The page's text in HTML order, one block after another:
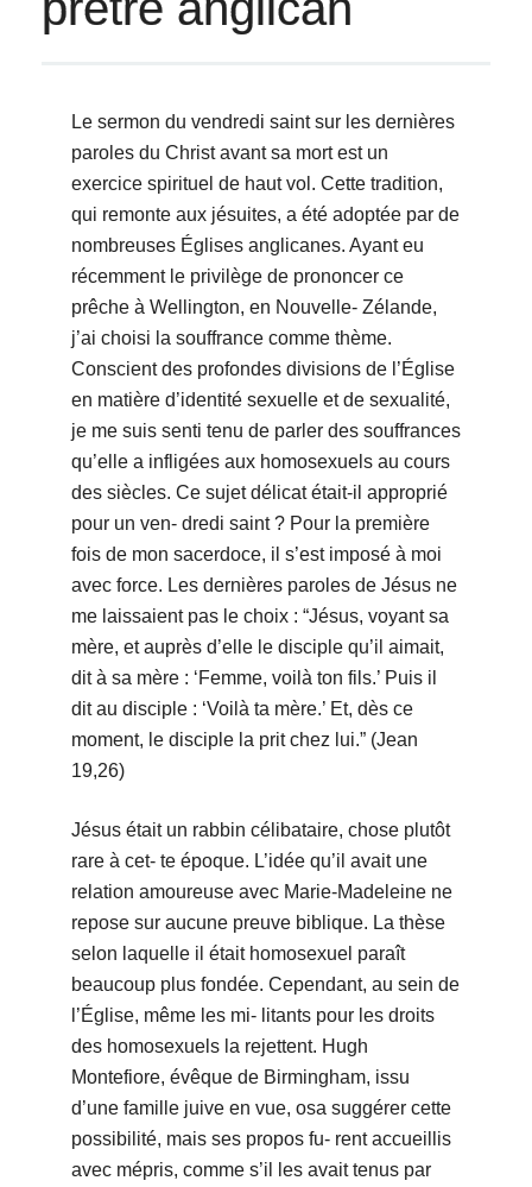
Le sermon du vendredi saint sur les dernières
paroles du Christ avant sa mort est un
exercice spirituel de haut vol. Cette tradition,
qui remonte aux jésuites, a été adoptée par de
nombreuses Églises anglicanes. Ayant eu
récemment le privilège de prononcer ce
prêche à Wellington, en Nouvelle- Zélande,
j’ai choisi la souffrance comme thème.
Conscient des profondes divisions de l’Église
en matière d’identité sexuelle et de sexualité,
je me suis senti tenu de parler des souffrances
qu’elle a infligées aux homosexuels au cours
des siècles. Ce sujet délicat était-il approprié
pour un ven- dredi saint ? Pour la première
fois de mon sacerdoce, il s’est imposé à moi
avec force. Les dernières paroles de Jésus ne
me laissaient pas le choix : “Jésus, voyant sa
mère, et auprès d’elle le disciple qu’il aimait,
dit à sa mère : ‘Femme, voilà ton fils.’ Puis il
dit au disciple : ‘Voilà ta mère.’ Et, dès ce
moment, le disciple la prit chez lui.” (Jean
19,26)
Jésus était un rabbin célibataire, chose plutôt
rare à cet- te époque. L’idée qu’il avait une
relation amoureuse avec Marie-Madeleine ne
repose sur aucune preuve biblique. La thèse
selon laquelle il était homosexuel paraît
beaucoup plus fondée. Cependant, au sein de
l’Église, même les mi- litants pour les droits
des homosexuels la rejettent. Hugh
Montefiore, évêque de Birmingham, issu
d’une famille juive en vue, osa suggérer cette
possibilité, mais ses propos fu- rent accueillis
avec mépris, comme s’il les avait tenus par